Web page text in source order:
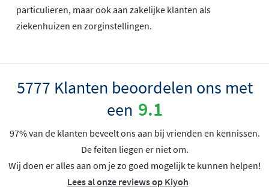
particulieren, maar ook aan zakelijke klanten als
ziekenhuizen en zorginstellingen.
5777 Klanten beoordelen ons met
een 9.1
97% van de klanten beveelt ons aan bij vrienden en kennissen.
De feiten liegen er niet om.
Wij doen er alles aan om je zo goed mogelijk te kunnen helpen!
Lees al onze reviews op Kiyoh